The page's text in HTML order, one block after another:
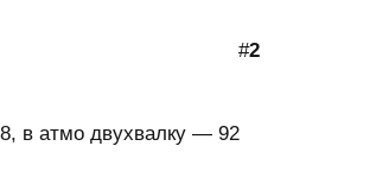
#2
в атмо двухвалку — 92